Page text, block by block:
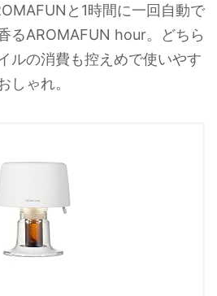
と1時間に一回自動で
るAROMAFUN hour。どちら
ルの消費も控えめで使いやす
しゃれ。